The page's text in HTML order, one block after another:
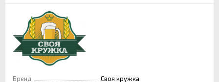
Бренд
Своя кружка